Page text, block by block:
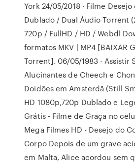
York 24/05/2018 · Filme
Dublado / Dual Áudio Torrent
720p / FullHD / HD / Webdl
formatos MKV | MP4 [BAIXAR
Torrent]. 06/05/1983 · Assistir
Alucinantes de Cheech e
Doidões em Amsterdã (Still
HD 1080p,720p Dublado e
Grátis - Filme de Graça no
Mega Filmes HD - Desejo do
Corpo Depois de um grave
em Malta, Alice acordou sem